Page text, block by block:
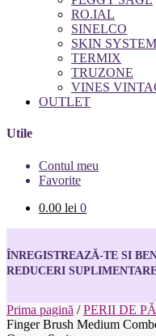
RO.IAL
SINELCO
SKIN SYSTEM
TERMIX
TRUZONE
VINES
OUTLET
Utile
Contul meu
Favorite
0.00 lei 0
ÎNREGISTREAZĂ-TE SI
REDUCERI
Prima pagină /PERII DE
Finger Brush Medium